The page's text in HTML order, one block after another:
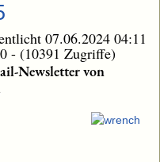
07.06.2024 04:11
- (10391 Zugriffe)
Newsletter von